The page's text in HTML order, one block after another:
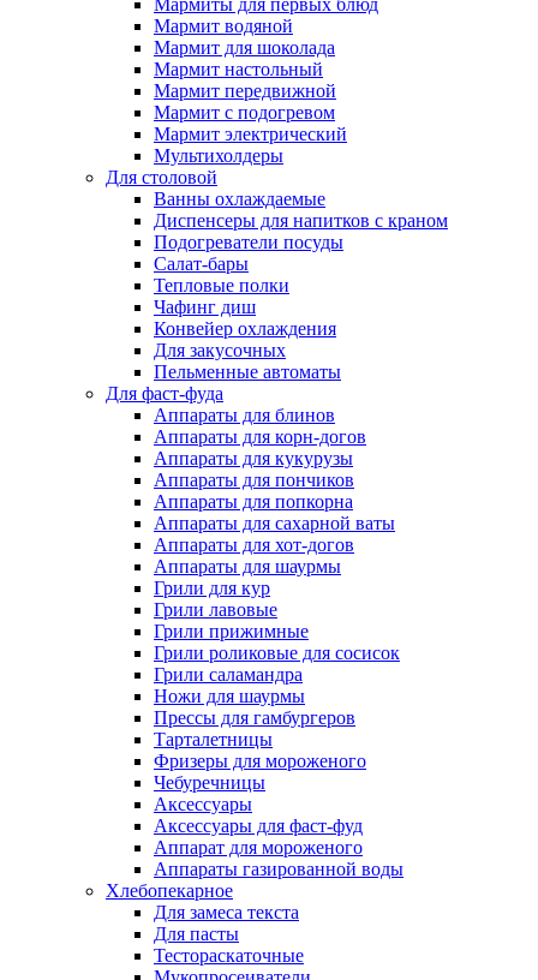
Мармиты для первых блюд
Мармит водяной
Мармит для шоколада
Мармит настольный
Мармит передвижной
Мармит с подогревом
Мармит электрический
Мультихолдеры
Для столовой
Ванны охлаждаемые
Диспенсеры для напитков с краном
Подогреватели посуды
Салат-бары
Тепловые полки
Чафинг диш
Конвейер охлаждения
Для закусочных
Пельменные автоматы
Для фаст-фуда
Аппараты для блинов
Аппараты для корн-догов
Аппараты для кукурузы
Аппараты для пончиков
Аппараты для попкорна
Аппараты для сахарной ваты
Аппараты для хот-догов
Аппараты для шаурмы
Грили для кур
Грили лавовые
Грили прижимные
Грили роликовые для сосисок
Грили саламандра
Ножи для шаурмы
Прессы для гамбургеров
Тарталетницы
Фризеры для мороженого
Чебуречницы
Аксессуары
Аксессуары для фаст-фуд
Аппарат для мороженого
Аппараты газированной воды
Хлебопекарное
Для замеса текста
Для пасты
Тестораскаточные